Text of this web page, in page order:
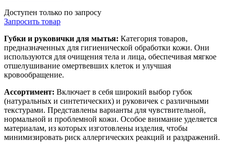
Доступен только по запросу
Запросить товар
Губки и руковички для мытья: Категория товаров,
предназначенных для гигиенической обработки кожи. Они
используются для очищения тела и лица, обеспечивая мягкое
отшелушивание омертвевших клеток и улучшая
кровообращение.
Ассортимент: Включает в себя широкий выбор губок
(натуральных и синтетических) и руковичек с различными
текстурами. Представлены варианты для чувствительной,
нормальной и проблемной кожи. Особое внимание уделяется
материалам, из которых изготовлены изделия, чтобы
минимизировать риск аллергических реакций и раздражений.